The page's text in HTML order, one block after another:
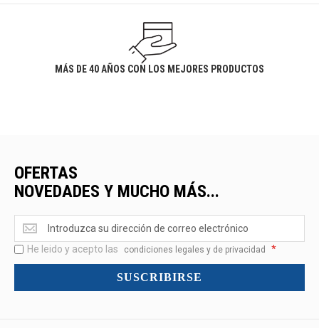
MÁS DE 40 AÑOS CON LOS MEJORES PRODUCTOS
OFERTAS
NOVEDADES Y MUCHO MÁS...
Ofertas
<br>Novedades
y
mucho
He leido y acepto las condiciones legales y de privacidad *
SUSCRIBIRSE